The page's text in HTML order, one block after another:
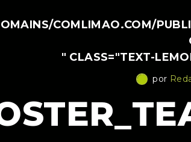
COMLIMAO.COM/
" CLASS="TEXT-
por